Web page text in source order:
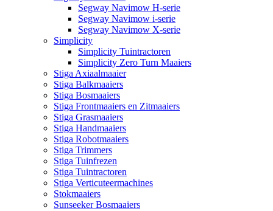
Segway Navimow H-serie
Segway Navimow i-serie
Segway Navimow X-serie
Simplicity
Simplicity Tuintractoren
Simplicity Zero Turn Maaiers
Stiga Axiaalmaaier
Stiga Balkmaaiers
Stiga Bosmaaiers
Stiga Frontmaaiers en Zitmaaiers
Stiga Grasmaaiers
Stiga Handmaaiers
Stiga Robotmaaiers
Stiga Trimmers
Stiga Tuinfrezen
Stiga Tuintractoren
Stiga Verticuteermachines
Stokmaaiers
Sunseeker Bosmaaiers